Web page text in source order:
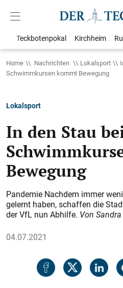
Teckbotenpokal Kirchheim
Home Nachrichten Lokalsport
Schwimmkursen kommt Bewegung
Lokalsport
In den Stau
Bewegung
Pandemie Nachdem immer
gelernt haben, schaffen die
der VfL nun Abhilfe. Von
04.07.2021